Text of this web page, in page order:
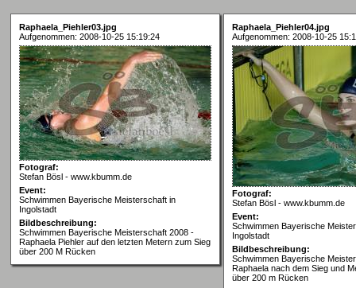
Raphaela_Piehler03.jpg
Aufgenommen: 2008-10-25 15:19:24
Fotograf:
Stefan Bösl - www.kbumm.de
Event:
Schwimmen Bayerische Meisterschaft in
Ingolstadt
Bildbeschreibung:
Schwimmen Bayerische Meisterschaft 2008 -
Raphaela Piehler auf den letzten Metern zum Sieg
über 200 M Rücken
Raphaela_Piehler04.jpg
Aufgenommen: 2008-10-25
Fotograf:
Stefan Bösl - www.kbumm.de
Event:
Schwimmen Bayerische
Ingolstadt
Bildbeschreibung:
Schwimmen Bayerische
Raphaela nach dem Sieg und
über 200 m Rücken